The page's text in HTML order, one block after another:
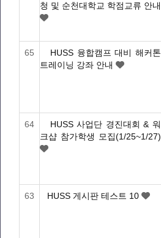
청 및 순천대학교 학점교류 안내
65
HUSS 융합캠프 대비 해커톤
트레이닝 강좌 안내
64
HUSS 사업단 경진대회 & 워
크샵 참가학생 모집(1/25~1/27)
63 HUSS 게시판 테스트 10